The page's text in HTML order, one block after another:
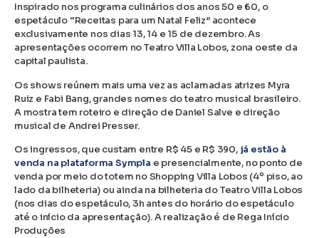
Inspirado nos programa culinários dos anos 50 e 60, o
espetáculo “Receitas para um Natal Feliz” acontece
exclusivamente nos dias 13, 14 e 15 de dezembro. As
apresentações ocorrem no Teatro Villa Lobos, zona oeste da
capital paulista.
Os shows reúnem mais uma vez as aclamadas atrizes Myra
Ruiz e Fabi Bang, grandes nomes do teatro musical brasileiro.
A mostra tem roteiro e direção de Daniel Salve e direção
musical de Andrei Presser.
Os ingressos, que custam entre R$ 45 e R$ 390,já estão à
venda na plataforma Sympla e presencialmente, no ponto de
venda por meio do totem no Shopping Villa Lobos (4º piso, ao
lado da bilheteria) ou ainda na bilheteria do Teatro Villa Lobos
(nos dias do espetáculo, 3h antes do horário do espetáculo
até o início da apresentação). A realização é de Rega Início
Produções